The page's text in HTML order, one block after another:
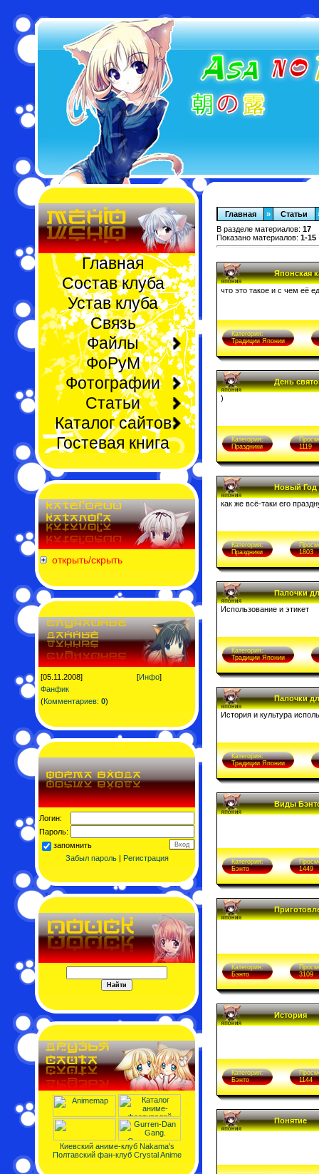
Главная
Состав клуба
Устав клуба
Связь
Файлы
ФоРуМ
Фотографии
Статьи
Каталог сайтов
Гостевая книга
открыть/скрыть
[05.11.2008] [Инфо]
Фанфик
(Комментариев: 0)
Логин:
Пароль:
запомнить
Забыл пароль| Регистрация
Киевский аниме-клуб Nakama's
Полтавский фан-клуб Crystal Anime
Главная » Статьи
В разделе материалов: 17
Показано материалов: 1-15
Японская
что это такое и с чем её
Категория:
Традиции Японии
День
)
Категория:
Праздники
1119
Новый Год
как же всё-таки его
Категория:
Праздники
1803
Палочки
Использование и этикет
Категория:
Традиции Японии
Палочки
История и культура
Категория:
Традиции Японии
Виды
Категория:
Бэнто
1449
Категория:
Бэнто
3109
История
Категория:
Бэнто
1144
Понятие